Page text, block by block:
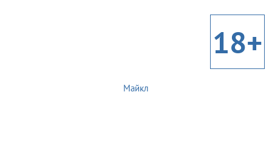
18+
Майкл